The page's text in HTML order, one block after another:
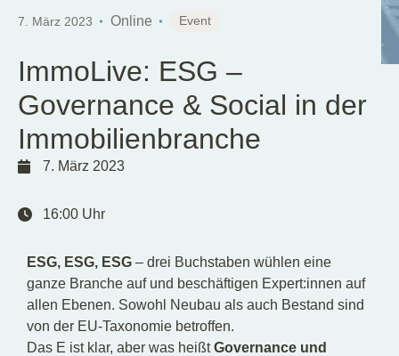
7. März 2023 Online Event
ImmoLive: ESG –
Governance & Social in der
Immobilienbranche
7. März 2023
16:00 Uhr
ESG, ESG, ESG – drei Buchstaben wühlen eine
ganze Branche auf und beschäftigen Expert:innen auf
allen Ebenen. Sowohl Neubau als auch Bestand sind
von der EU-Taxonomie betroffen.
Das E ist klar, aber was heißtGovernance und